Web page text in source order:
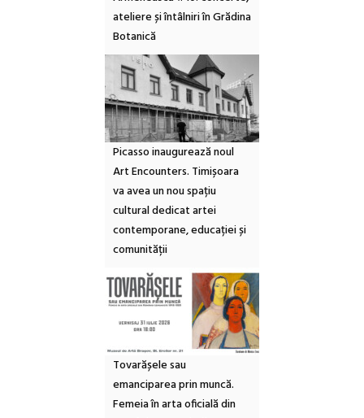
ateliere și întâlniri în Grădina
Botanică
Picasso inaugurează noul
Art Encounters. Timișoara
va avea un nou spațiu
cultural dedicat artei
contemporane, educației și
comunității
Tovarășele sau
emanciparea prin muncă.
Femeia în arta oficială din